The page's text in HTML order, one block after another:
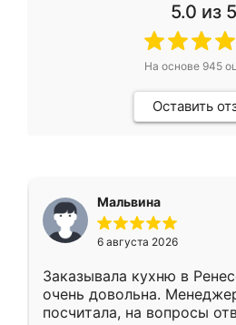
5.0 из 5
На основе 945
Оставить
Мальвина
6 августа 2026
Заказывала кухню в
очень довольна.
посчитала, на вопросы